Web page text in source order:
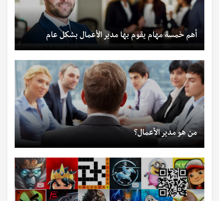
أهم خمسة مهام يقوم بها مدير الأعمال بشكل عام
من هو مدير الأعمال؟